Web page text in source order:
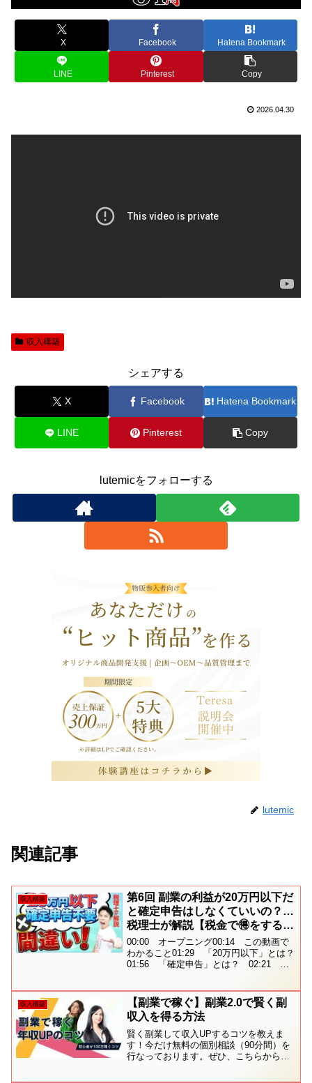
X Facebook Hatena Bookmark
LINE Pinterest Copy
2026.04.30
収入構築
シェアする
X Facebook Hatena Bookmark
LINE Pinterest Copy
lutemicをフォローする
lutemic
関連記事
収入構築
第6回 副業の利益が20万円以下だ
と確定申告はしなくていいの？…
税理士が解説【税金で🉐をする
#6】
00:00 オープニング00:14 この動画で
わかること01:29 「20万円以下」とは？
01:56 「確定申告」とは？ 02:21 所
04:46 ②別の用...
収入構築
【副業で稼ぐ】副業2.0で賢く副
収入を得る方法
賢く副業して収入UPするコツを教えま
す！今だけ無料の個別相談（90分間）を
行なっております。ぜひ、こちらからご